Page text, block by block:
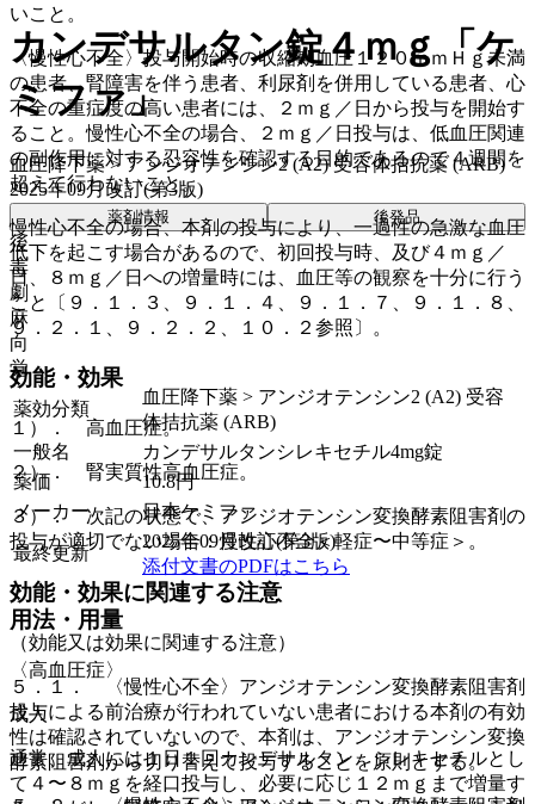
いこと。
〈慢性心不全〉投与開始時の収縮期血圧１２０ｍｍＨｇ未満
の患者、腎障害を伴う患者、利尿剤を併用している患者、心
不全の重症度の高い患者には、２ｍｇ／日から投与を開始す
ること。慢性心不全の場合、２ｍｇ／日投与は、低血圧関連
の副作用に対する忍容性を確認する目的であるので４週間を
超えて行わないこと。
慢性心不全の場合、本剤の投与により、一過性の急激な血圧
低下を起こす場合があるので、初回投与時、及び４ｍｇ／
日、８ｍｇ／日への増量時には、血圧等の観察を十分に行う
こと〔９．１．３、９．１．４、９．１．７、９．１．８、
９．２．１、９．２．２、１０．２参照〕。
効能・効果
１）． 高血圧症。
２）． 腎実質性高血圧症。
３）． 次記の状態で、アンジオテンシン変換酵素阻害剤の
投与が適切でない場合：慢性心不全＜軽症〜中等症＞。
効能・効果に関連する注意
（効能又は効果に関連する注意）
５．１． 〈慢性心不全〉アンジオテンシン変換酵素阻害剤
投与による前治療が行われていない患者における本剤の有効
性は確認されていないので、本剤は、アンジオテンシン変換
酵素阻害剤から切り替えて投与することを原則とする。
カンデサルタン錠４ｍｇ「ケ
ミファ」
血圧降下薬 > アンジオテンシン2 (A2) 受容体拮抗薬 (ARB)
2025年09月改訂(第3版)
薬剤情報 後発品
後
毒
劇
麻
向
覚
薬効分類
血圧降下薬 > アンジオテンシン2 (A2) 受容
体拮抗薬 (ARB)
一般名
カンデサルタンシレキセチル4mg錠
薬価
10.8円
メーカー
日本ケミファ
最終更新
2025年09月改訂(第3版)
添付文書のPDFはこちら
用法・用量
〈高血圧症〉
成人
通常、成人には１日１回カンデサルタン シレキセチルとし
て４〜８ｍｇを経口投与し、必要に応じ１２ｍｇまで増量す